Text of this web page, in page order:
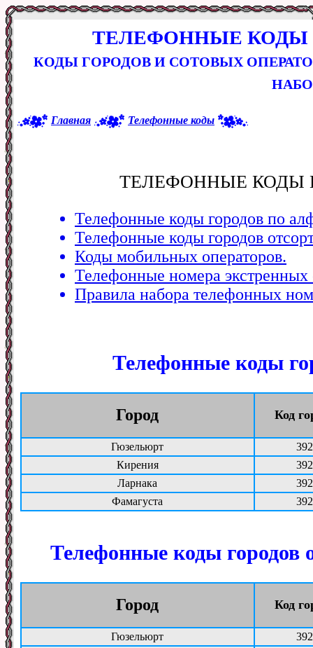
ТЕЛЕФОННЫЕ КОДЫ
КОДЫ ГОРОДОВ И СОТОВЫХ
Главная Телефонные коды
ТЕЛЕФОННЫЕ КОДЫ
Телефонные коды городов по
Телефонные коды городов
Коды мобильных операторов.
Телефонные номера
Правила набора телефонных
Телефонные коды
Город Код
Гюзельюрт
392
Кирения
392
Ларнака
392
Фамагуста
392
Телефонные коды городов
Город Код
Гюзельюрт
392